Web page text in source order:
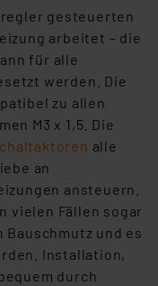
stützt
der
eigenen
Daten,
gesteuerten
arbeitet – die
für alle
werden. Die
zu allen
M3 x 1,5. Die
alle
an
ansteuern.
vielen Fällen sogar
und es
Installation,
durch